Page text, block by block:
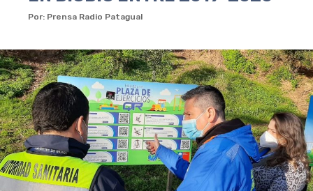
Por: Prensa Radio Patagual